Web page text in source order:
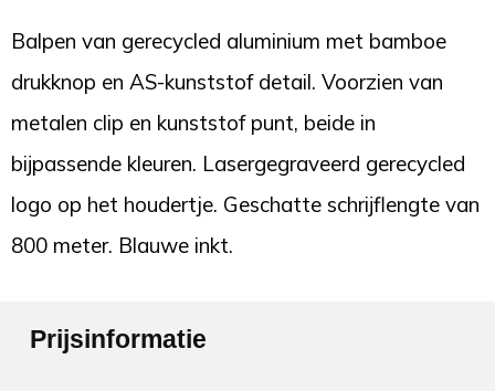
Balpen van gerecycled aluminium met bamboe
drukknop en AS-kunststof detail. Voorzien van
metalen clip en kunststof punt, beide in
bijpassende kleuren. Lasergegraveerd gerecycled
logo op het houdertje. Geschatte schrijflengte van
800 meter. Blauwe inkt.
Prijsinformatie